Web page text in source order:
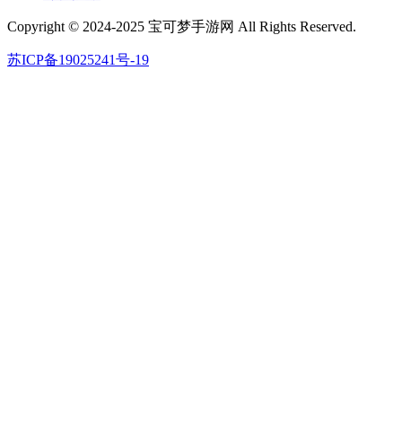
Copyright © 2024-2025 宝可梦手游网 All Rights Reserved.
苏ICP备19025241号-19